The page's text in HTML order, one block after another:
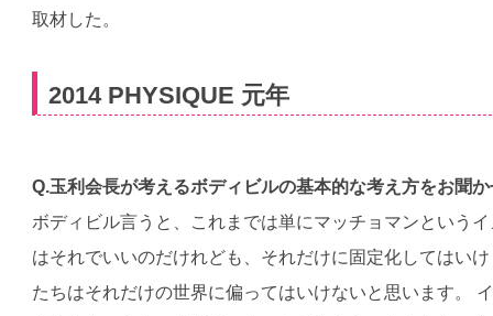
取材した。
2014 PHYSIQUE 元年
Q.玉利会長が考えるボディビルの基本的な考え方をお聞
ボディビル言うと、これまでは単にマッチョマンという
はそれでいいのだけれども、それだけに固定化してはい
たちはそれだけの世界に偏ってはいけないと思います。